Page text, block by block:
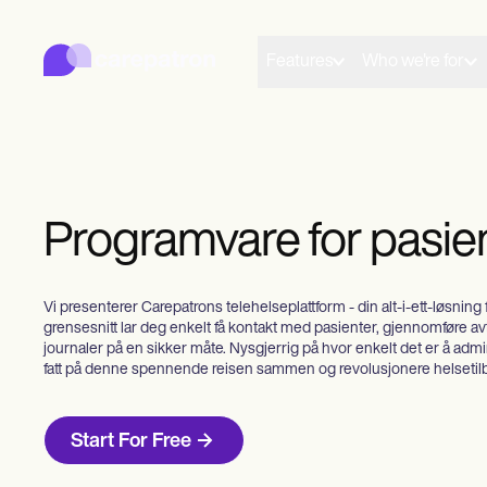
Planlegging
Dokumentasjon
Betalinger
Telehelse
Praksisledelse
Community
Soloutøvere
Nye utøvere
Trenere
Talespråklige patologer
Programvare for
Vi presenterer Carepatrons telehelseplattform - din alt-i-ett-
grensesnitt lar deg enkelt få kontakt med pasienter, gjennomføre
journaler på en sikker måte. Nysgjerrig på hvor enkelt det er å
fatt på denne spennende reisen sammen og revolusjonere
Start For Free